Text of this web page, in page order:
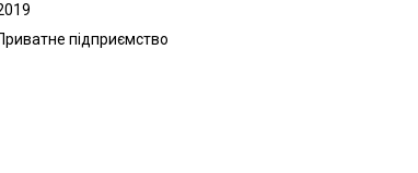
підприємство